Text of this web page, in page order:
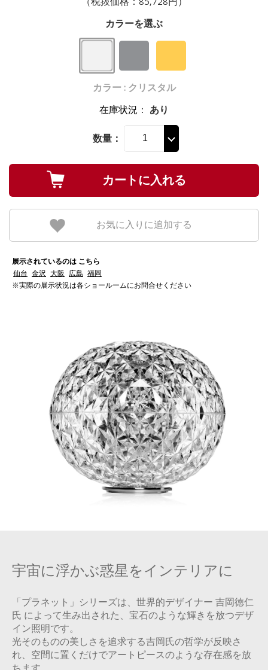
カラーを選ぶ
カラー : クリスタル
在庫状況 ： あり
数量：
お気に入りに追加する
展示されているのは こちら
仙台 金沢 大阪 広島 福岡
※実際の展示状況は各ショールームにお問合せください
宇宙に浮かぶ惑星をインテリアに
「プラネット」シリーズは、世界的デザイナー 吉岡徳仁
氏 によって生み出された、宝石のような輝きを放つデザ
イン照明です。
光そのものの美しさを追求する吉岡氏の哲学が反映さ
れ、空間に置くだけでアートピースのような存在感を放